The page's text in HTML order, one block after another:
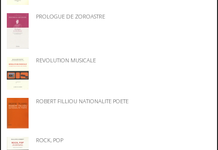
PROLOGUE DE ZOROASTRE
REVOLUTION MUSICALE
ROBERT FILLIOU NATIONALITE POETE
ROCK, POP